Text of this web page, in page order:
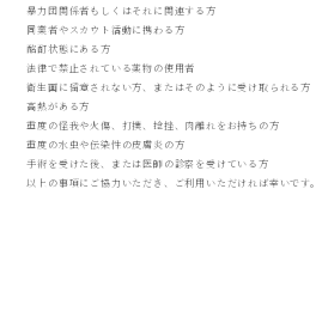
暴力団関係者もしくはそれに関連する方
同業者やスカウト活動に携わる方
酩酊状態にある方
法律で禁止されている薬物の使用者
衛生面に留意されない方、またはそのように受け取られる方
高熱がある方
重度の怪我や火傷、打撲、捻挫、肉離れをお持ちの方
重度の水虫や伝染性の皮膚炎の方
手術を受けた後、または医師の診察を受けている方
以上の事項にご協力いただき、ご利用いただければ幸いです。